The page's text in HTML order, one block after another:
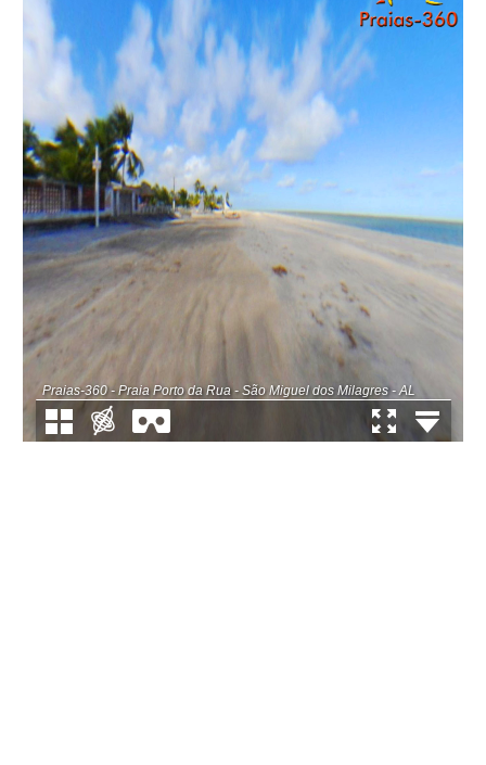
Praias-360 - Praia Porto da Rua - São Miguel dos Milagres - AL